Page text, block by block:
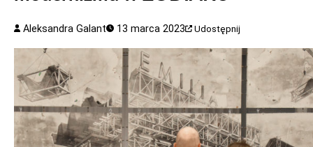
Aleksandra Galant 13 marca 2023 Udostępnij